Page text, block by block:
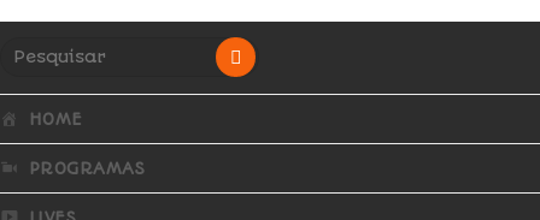
HOME
PROGRAMAS